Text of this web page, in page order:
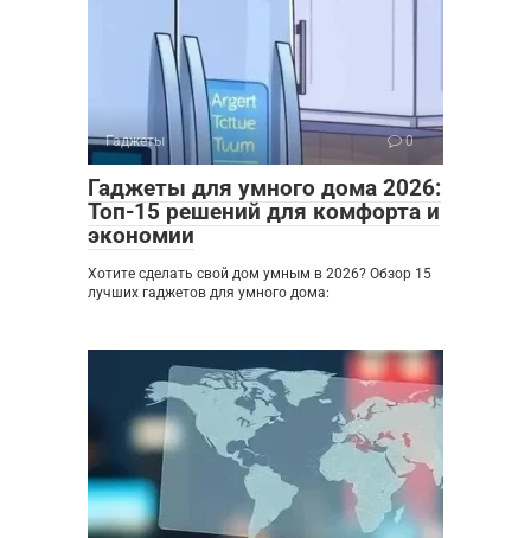
Гаджеты 0
Гаджеты для умного дома 2026:
Топ-15 решений для комфорта и
экономии
Хотите сделать свой дом умным в 2026? Обзор 15
лучших гаджетов для умного дома: